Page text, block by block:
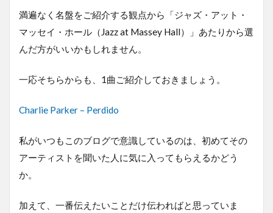
満遍なく名盤をご紹介する観点から「ジャズ・アット・
マッセイ・ホール（Jazz at Massey Hall）」あたりから選
んだ方がいいかもしれません。
一応そちらからも、1曲ご紹介しておきましょう。
Charlie Parker – Perdido
私がいつもこのブログで意識しているのは、初めてその
アーティストを聞いた人に気に入ってもらえるかどう
か。
加えて、一番伝えたいことだけ伝わればと思っていま